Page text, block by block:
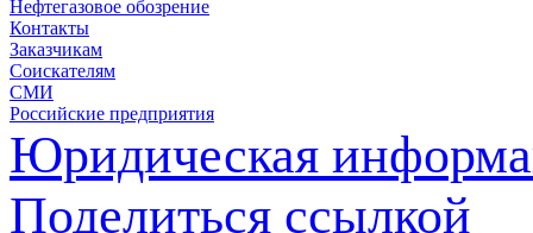
Нефтегазовое обозрение
Контакты
Заказчикам
Соискателям
СМИ
Российские предприятия
Юридическая
Поделиться ссылкой